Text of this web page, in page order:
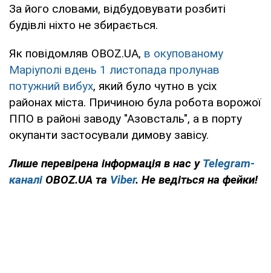
За його словами, відбудовувати розбиті
будівлі ніхто не збирається.
Як повідомляв OBOZ.UA, в окупованому
Маріуполі вдень 1 листопада пролунав
потужний вибух, який було чутно в усіх
районах міста. Причиною була робота ворожої
ППО в районі заводу "Азовсталь", а в порту
окупанти застосували димову завісу.
Лише перевірена інформація в нас у Telegram-
каналі OBOZ.UA та Viber. Не ведіться на фейки!